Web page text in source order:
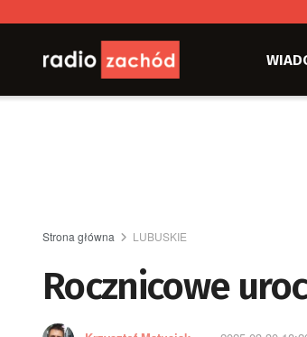
Strona główna LUBUSKIE
Rocznicowe